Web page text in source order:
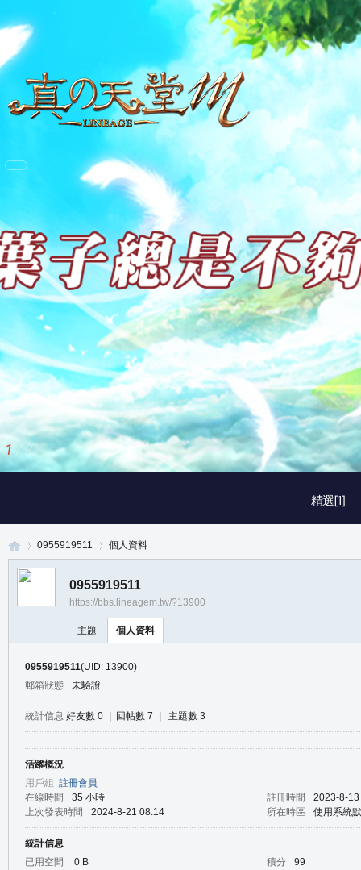
精選[1]
1 / 3
0955919511 個人資料
0955919511
https://bbs.lineagem.tw/?13900
主題 個人資料
0955919511(UID: 13900)
郵箱狀態
未驗證
統計信息 好友數 0 回帖數 7 主題數 3
活躍概況
用戶組 註冊會員
在線時間
35 小時 註冊時間
2023-8-
上次發表時間
2024-8-21 08:14 所在時區 使用系統
統計信息
已用空間
0 B 積分
99